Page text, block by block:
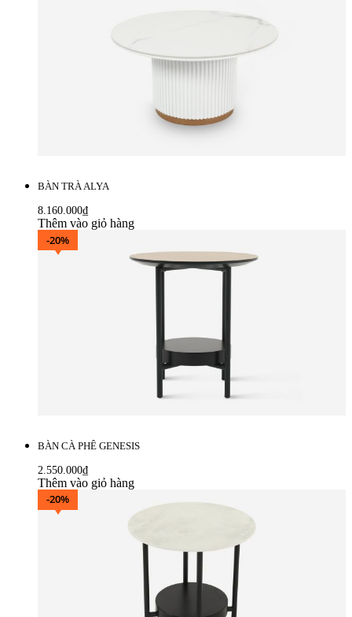
BÀN TRÀ ALYA
8.160.000₫
Thêm vào giỏ hàng
-20%
BÀN CÀ PHÊ GENESIS
2.550.000₫
Thêm vào giỏ hàng
-20%